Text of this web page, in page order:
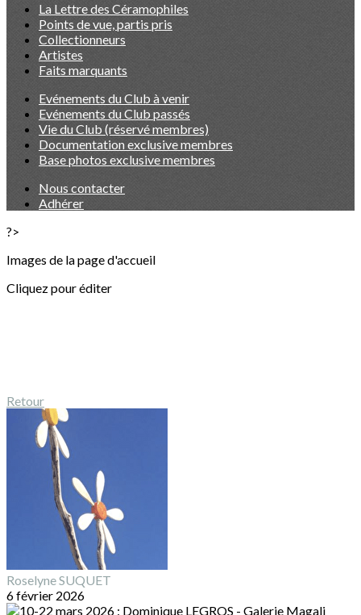
La Lettre des Céramophiles
Points de vue, partis pris
Collectionneurs
Artistes
Faits marquants
Evénements du Club à venir
Evénements du Club passés
Vie du Club (réservé membres)
Documentation exclusive membres
Base photos exclusive membres
Nous contacter
Adhérer
?>
Images de la page d'accueil
Cliquez pour éditer
Retour
Roselyne SUQUET
6 février 2026